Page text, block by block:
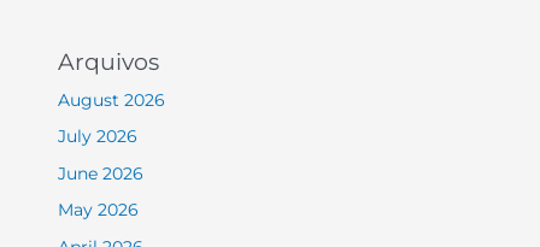
Arquivos
August 2026
July 2026
June 2026
May 2026